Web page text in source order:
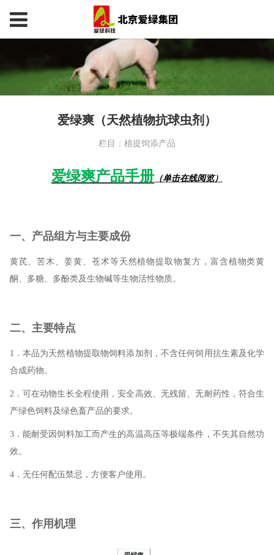
爱绿爽（天然植物抗球虫剂）
栏目：植提饲添产品
爱绿爽产品手册 （单击在线阅览）
一、产品组方与主要成份
黄芪、苦木、姜黄、苍术等天然植物提取物复方，富含植物类黄
酮、多糖、多酚类及生物碱等生物活性物质。
二、主要特点
1．本品为天然植物提取物饲料添加剂，不含任何饲用抗生素及化学
合成药物。
2．可在动物生长全程使用，安全高效、无残留、无耐药性，符合生
产绿色饲料及绿色畜产品的要求。
3．能耐受因饲料加工而产生的高温高压等极端条件，不失其自然功
效。
4．无任何配伍禁忌，方便客户使用。
三、作用机理